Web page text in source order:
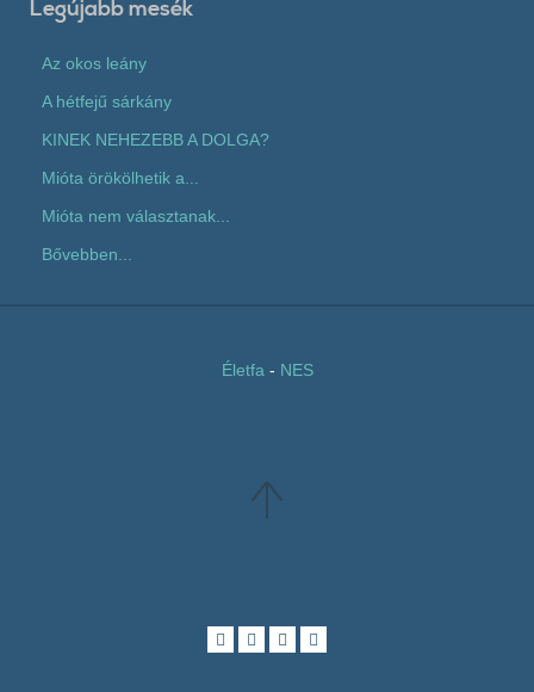
Legújabb mesék
Az okos leány
A hétfejű sárkány
KINEK NEHEZEBB A DOLGA?
Mióta örökölhetik a...
Mióta nem választanak...
Bővebben...
Életfa - NES